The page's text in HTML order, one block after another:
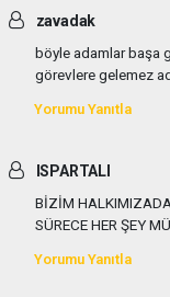
zavadak
böyle adamlar başa
görevlere gelemez
Yorumu Yanıtla
ISPARTALI
BİZİM
SÜRECE HER ŞEY
Yorumu Yanıtla